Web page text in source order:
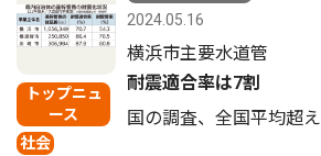
トップニュ
ース
社会
2024.05.16
横浜市主要水道管
耐震適合率は7割
国の調査、全国平均超え